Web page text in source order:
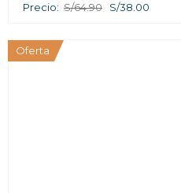
Precio: S/64.90 S/38.00
Oferta